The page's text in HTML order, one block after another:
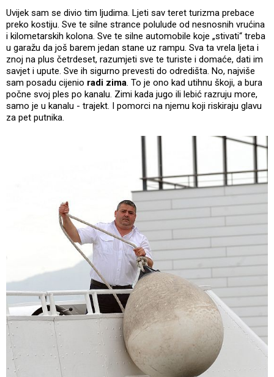
Uvijek sam se divio tim ljudima. Ljeti sav teret turizma prebace
preko kostiju. Sve te silne strance polulude od nesnosnih vrućina
i kilometarskih kolona. Sve te silne automobile koje „stivati“ treba
u garažu da još barem jedan stane uz rampu. Sva ta vrela ljeta i
znoj na plus četrdeset, razumjeti sve te turiste i domaće, dati im
savjet i upute. Sve ih sigurno prevesti do odredišta. No, najviše
sam posadu cijenio radi zima. To je ono kad utihnu škoji, a bura
počne svoj ples po kanalu. Zimi kada jugo ili lebić razruju more,
samo je u kanalu - trajekt. I pomorci na njemu koji riskiraju glavu
za pet putnika.